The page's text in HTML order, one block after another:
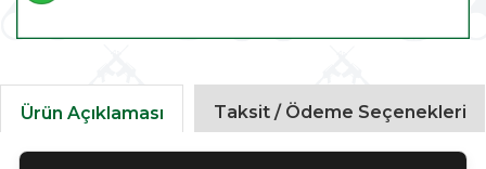
Ürün Açıklaması Taksit / Ödeme Seçenekleri